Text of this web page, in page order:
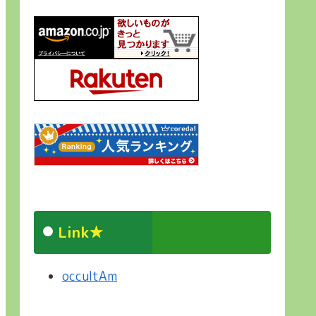
Link★
occultAm